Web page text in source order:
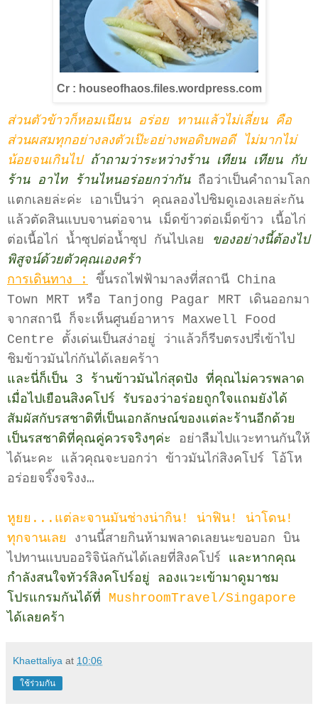
Cr : houseofhaos.files.wordpress.com
ส่วนตัวข้าวก็หอมเนียน อร่อย ทานแล้วไม่เลี่ยน คือ
ส่วนผสมทุกอย่างลงตัวเป๊ะอย่างพอดิบพอดี ไม่มากไม่
น้อยจนเกินไป
ถ้าถามว่าระหว่างร้าน เทียน เทียน กับ
ร้าน อาไท ร้านไหนอร่อยกว่ากัน ถือว่าเป็นคำถามโลก
แตกเลยล่ะค่ะ เอาเป็นว่า คุณลองไปชิมดูเองเลยล่ะกัน
แล้วตัดสินแบบจานต่อจาน เม็ดข้าวต่อเม็ดข้าว เนื้อไก่
ต่อเนื้อไก่ น้ำซุปต่อน้ำซุป กันไปเลย ของอย่างนี้ต้องไป
พิสูจน์ด้วยตัวคุณเองคร้า
การเดินทาง :
ขึ้นรถไฟฟ้ามาลงที่สถานี China
Town MRT หรือ Tanjong Pagar MRT เดินออกมา
จากสถานี ก็จะเห็นศูนย์อาหาร Maxwell Food
Centre ตั้งเด่นเป็นสง่าอยู่ ว่าแล้วก็รีบตรงปรี่เข้าไป
ชิมข้าวมันไก่กันได้เลยคร้าา
และนี่ก็เป็น 3 ร้านข้าวมันไก่สุดปัง ที่คุณไม่ควรพลาด
เมื่อไปเยือนสิงคโปร์ รับรองว่าอร่อยถูกใจแถมยังได้
สัมผัสกับรสชาติที่เป็นเอกลักษณ์ของแต่ละร้านอีกด้วย
เป็นรสชาติที่คุณคู่ควรจริงๆค่ะ อย่าลืมไปแวะทานกันให้
ได้นะคะ แล้วคุณจะบอกว่า ข้าวมันไก่สิงคโปร์ โอ้โห
อร่อยจริ๊งจริงง…
หูยย...แต่ละจานมันช่างน่ากิน! น่าฟิน! น่าโดน!
ทุกจานเลย งานนี้สายกินห้ามพลาดเลยนะขอบอก บิน
ไปทานแบบออริจินัลกันได้เลยที่สิงคโปร์ และหากคุณ
กำลังสนใจทัวร์สิงคโปร์อยู่ ลองแวะเข้ามาดูมาชม
โปรแกรมกันได้ที่
MushroomTravel/Singapore
ได้เลยคร้า
Khaettaliya at 10:06
ใช้ร่วมกัน